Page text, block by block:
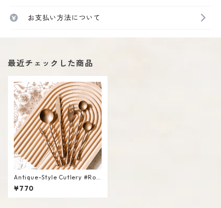
お支払い方法について
最近チェックした商品
Antique-Style Cutlery #Ros
eGold
¥770